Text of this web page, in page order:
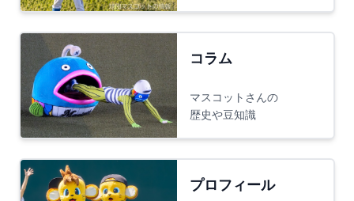
コラム
マスコットさんの
歴史や豆知識
プロフィール